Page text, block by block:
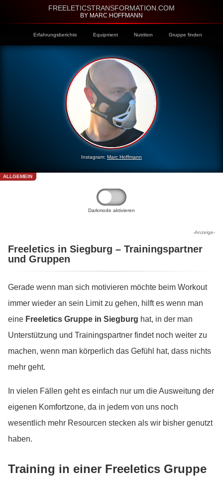
FREELETICSTRANSFORMATION.COM
BY MARC HOFFMANN
Erfahrungsberichte Equipment Nutrition Gruppe finden
Instagram: Marc Hoffmann
ALLGEMEIN
Darkmode aktivieren
-Anzeige-
Freeletics in Siegburg – Trainingspartner
und Gruppen
Gerade wenn man sich motivieren möchte beim Workout
immer wieder an sein Limit zu gehen, hilft es wenn man
eine Freeletics Gruppe in Siegburg hat, in der man
Unterstützung und Trainingspartner findet noch weiter zu
machen, wenn man körperlich das Gefühl hat, dass nichts
mehr geht.
In vielen Fällen geht es einfach nur um die Ausweitung der
eigenen Komfortzone, da in jedem von uns noch
wesentlich mehr Resourcen stecken als wir bisher genutzt
haben.
Training in einer Freeletics Gruppe